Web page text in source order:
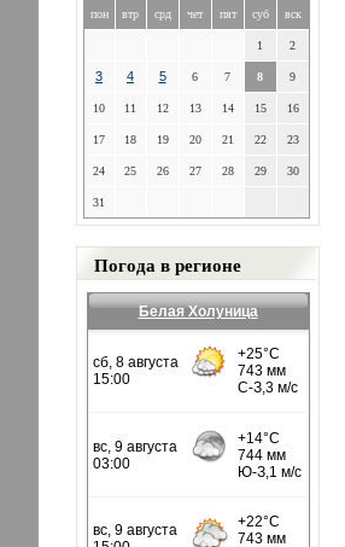
пон втр срд чет пят суб вск
1 2
3 4 5 6 7 8 9
10 11 12 13 14 15 16
17 18 19 20 21 22 23
24 25 26 27 28 29 30
31
Погода в регионе
Белая Холуница